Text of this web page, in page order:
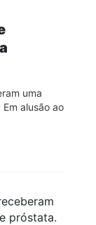
uma
alusão ao
próstata.